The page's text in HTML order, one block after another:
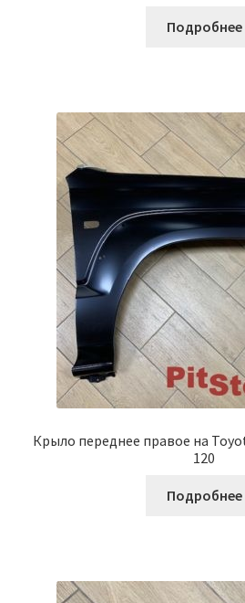
Подробнее
Крыло переднее правое на
120
Подробнее